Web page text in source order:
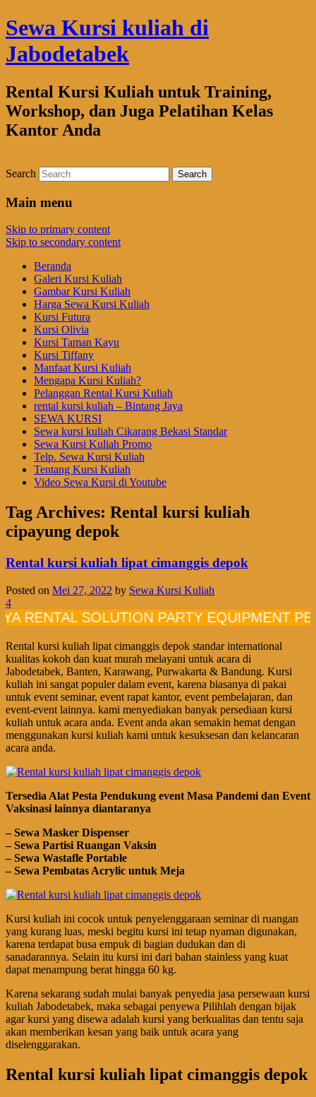
Sewa Kursi kuliah di
Jabodetabek
Rental Kursi Kuliah untuk Training,
Workshop, dan Juga Pelatihan Kelas
Kantor Anda
Search
Main menu
Skip to primary content
Skip to secondary content
Beranda
Galeri Kursi Kuliah
Gambar Kursi Kuliah
Harga Sewa Kursi Kuliah
Kursi Futura
Kursi Olivia
Kursi Taman Kayu
Kursi Tiffany
Manfaat Kursi Kuliah
Mengapa Kursi Kuliah?
Pelanggan Rental Kursi Kuliah
rental kursi kuliah – Bintang Jaya
SEWA KURSI
Sewa kursi kuliah Cikarang Bekasi Standar
Sewa Kursi Kuliah Promo
Telp. Sewa Kursi Kuliah
Tentang Kursi Kuliah
Video Sewa Kursi di Youtube
Tag Archives: Rental kursi kuliah
cipayung depok
Rental kursi kuliah lipat cimanggis depok
Posted on Mei 27, 2022 by Sewa Kursi Kuliah
4
SOLUTION PARTY EQUIPMENT
Rental kursi kuliah lipat cimanggis depok standar international
kualitas kokoh dan kuat murah melayani untuk acara di
Jabodetabek, Banten, Karawang, Purwakarta & Bandung. Kursi
kuliah ini sangat populer dalam event, karena biasanya di pakai
untuk event seminar, event rapat kantor, event pembelajaran, dan
event-event lainnya. kami menyediakan banyak persediaan kursi
kuliah untuk acara anda. Event anda akan semakin hemat dengan
menggunakan kursi kuliah kami untuk kesuksesan dan kelancaran
acara anda.
Tersedia Alat Pesta Pendukung event Masa Pandemi dan Event
Vaksinasi lainnya diantaranya
– Sewa Masker Dispenser
– Sewa Partisi Ruangan Vaksin
– Sewa Wastafle Portable
– Sewa Pembatas Acrylic untuk Meja
Kursi kuliah ini cocok untuk penyelenggaraan seminar di ruangan
yang kurang luas, meski begitu kursi ini tetap nyaman digunakan,
karena terdapat busa empuk di bagian dudukan dan di
sanadarannya. Selain itu kursi ini dari bahan stainless yang kuat
dapat menampung berat hingga 60 kg.
Karena sekarang sudah mulai banyak penyedia jasa persewaan kursi
kuliah Jabodetabek, maka sebagai penyewa Pilihlah dengan bijak
agar kursi yang disewa adalah kursi yang berkualitas dan tentu saja
akan memberikan kesan yang baik untuk acara yang
diselenggarakan.
Rental kursi kuliah lipat cimanggis depok